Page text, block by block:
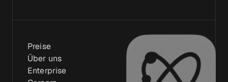
Preise
Über uns
Enterprise